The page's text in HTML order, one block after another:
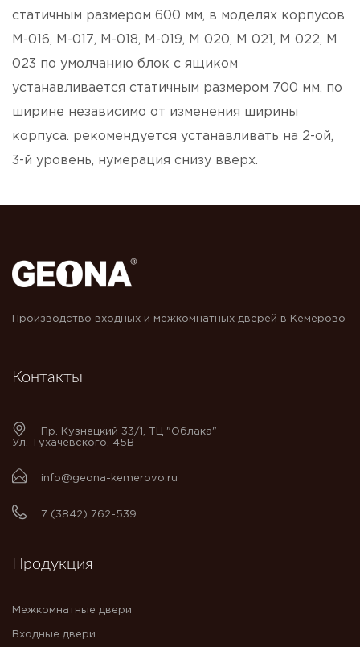
статичным размером 600 мм, в моделях корпусов
М-016, М-017, М-018, М-019, М 020, М 021, М 022, М
023 по умолчанию блок с ящиком
устанавливается статичным размером 700 мм, по
ширине независимо от изменения ширины
корпуса. рекомендуется устанавливать на 2-ой,
3-й уровень, нумерация снизу вверх.
Производство входных и межкомнатных дверей в Кемерово
Контакты
Пр. Кузнецкий 33/1, ТЦ "Облака"
Ул. Тухачевского, 45В
info@geona-kemerovo.ru
7 (3842) 762-539
Продукция
Межкомнатные двери
Входные двери